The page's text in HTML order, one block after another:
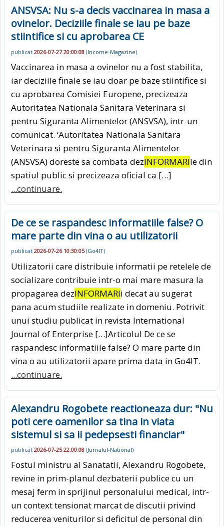
ANSVSA: Nu s-a decis vaccinarea in masa a
ovinelor. Deciziile finale se iau pe baze
stiintifice si cu aprobarea CE
publicat 2026-07-27 20:00:08 (Income-Magazine)
Vaccinarea in masa a ovinelor nu a fost stabilita,
iar deciziile finale se iau doar pe baze stiintifice si
cu aprobarea Comisiei Europene, precizeaza
Autoritatea Nationala Sanitara Veterinara si
pentru Siguranta Alimentelor (ANSVSA), intr-un
comunicat. ‘Autoritatea Nationala Sanitara
Veterinara si pentru Siguranta Alimentelor
(ANSVSA) doreste sa combata dezINFORMARIle din
spatiul public si precizeaza oficial ca […]
...continuare.
De ce se raspandesc informatiile false? O
mare parte din vina o au utilizatorii
publicat 2026-07-26 10:30:05(Go4IT)
Utilizatorii care distribuie informatii pe retelele de
socializare contribuie intr-o mai mare masura la
propagarea dezINFORMARIi decat au sugerat
pana acum studiile realizate in domeniu. Potrivit
unui studiu publicat in revista International
Journal of Enterprise […]Articolul De ce se
raspandesc informatiile false? O mare parte din
vina o au utilizatorii apare prima data in Go4IT.
...continuare.
Alexandru Rogobete reactioneaza dur: "Nu
poti cere oamenilor sa tina in viata
sistemul si sa ii pedepsesti financiar"
publicat 2026-07-25 22:00:08 (Jurnalul-National)
Fostul ministru al Sanatatii, Alexandru Rogobete,
revine in prim-planul dezbaterii publice cu un
mesaj ferm in sprijinul personalului medical, intr-
un context tensionat marcat de discutii privind
reducerea veniturilor si deficitul de personal din